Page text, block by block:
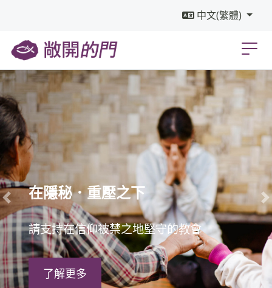
中文(繁體)
在隱秘．重壓之下
請支持在信仰被禁之地堅守的教會
了解更多
Previous